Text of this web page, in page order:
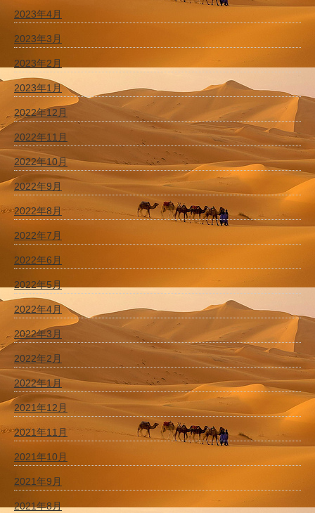
2023年4月
2023年3月
2023年2月
2023年1月
2022年12月
2022年11月
2022年10月
2022年9月
2022年8月
2022年7月
2022年6月
2022年5月
2022年4月
2022年3月
2022年2月
2022年1月
2021年12月
2021年11月
2021年10月
2021年9月
2021年8月